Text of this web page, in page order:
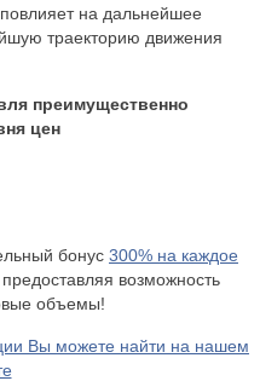
на дальнейшее
траекторию движения
преимущественно
цен
бонус 300% на каждое
возможность
объемы!
Вы можете найти на нашем